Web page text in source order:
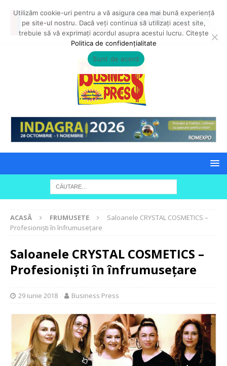
ACASĂ FRUMUSETE
Saloanele CRYSTAL COSMETICS –
Profesionişti în înfrumuseţare
Saloanele CRYSTAL COSMETICS –
Profesionişti în înfrumuseţare
29 iunie 2018 Business Press
Utilizăm cookie-uri pentru a vă asigura cea mai bună experiență
pe site-ul nostru. Dacă veți continua să utilizați acest site,
trebuie să vă exprimați acordul asupra acestui lucru. Citește
Politica de confidențialitate
Sunt de acord